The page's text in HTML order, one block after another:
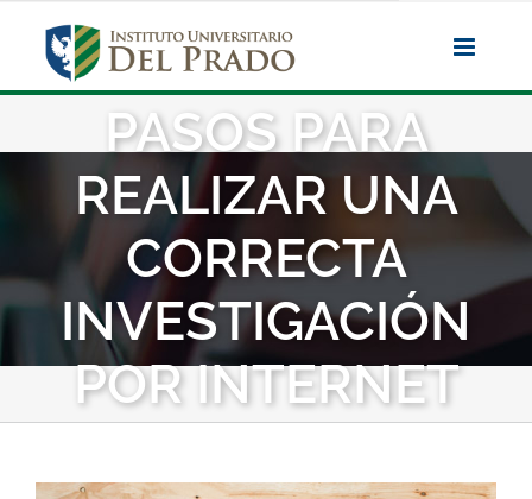
contenido
PASOS PARA
REALIZAR UNA
CORRECTA
INVESTIGACIÓN
POR INTERNET
Ver